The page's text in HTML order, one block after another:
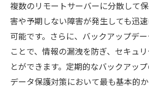
複数のリモートサーバーに分散して
害や予期しない障害が発生しても迅
可能です。さらに、バックアップデ
ことで、情報の漏洩を防ぎ、セキュ
とができます。定期的なバックアッ
データ保護対策において最も基本的